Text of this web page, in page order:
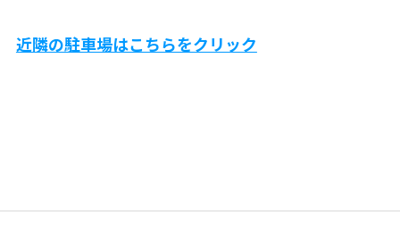
近隣の駐車場はこちらをクリック